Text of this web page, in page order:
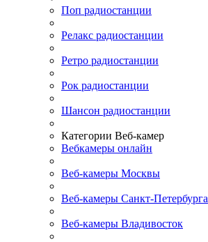
Поп радиостанции
Релакс радиостанции
Ретро радиостанции
Рок радиостанции
Шансон радиостанции
Категории Веб-камер
Вебкамеры онлайн
Веб-камеры Москвы
Веб-камеры Санкт-Петербурга
Веб-камеры Владивосток